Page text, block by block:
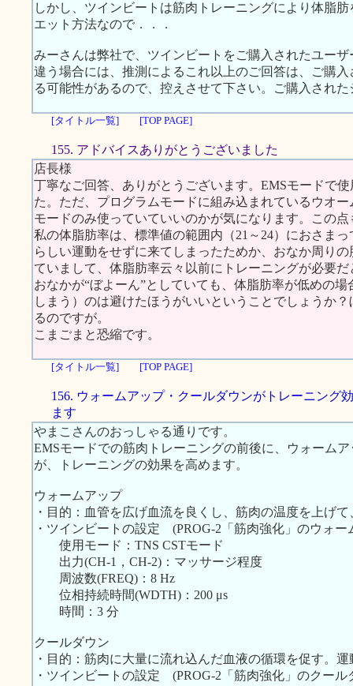
しかし、ツインビートは筋肉トレーニングにより体脂
エット方法なので．．．
みーさんは弊社で、ツインビートをご購入されたユー
違う場合には、推測によるこれ以上のご回答は、ご購
る可能性があるので、控えさせて下さい。ご購入され
[タイトル一覧] [TOP PAGE]
155. アドバイスありがとうございました
店長様
丁寧なご回答、ありがとうございます。EMSモードで
た。ただ、プログラムモードに組み込まれているウオ
モードのみ使っていていいのかが気になります。この
私の体脂肪率は、標準値の範囲内（21～24）におさま
らしい運動をせずに来てしまったためか、おなか周り
ていまして、体脂肪率云々以前にトレーニングが必要
おなかが“ぼよーん”としていても、体脂肪率が低めの
しまう）のは避けたほうがいいということでしょうか
るのですが。
こまごまと恐縮です。
[タイトル一覧] [TOP PAGE]
156. ウォームアップ・クールダウンがトレーニング
ます
やまこさんのおっしゃる通りです。
EMSモードでの筋肉トレーニングの前後に、ウォーム
が、トレーニングの効果を高めます。
ウォームアップ
・目的：血管を広げ血流を良くし、筋肉の温度を上げ
・ツインビートの設定 (PROG-2「筋肉強化」のウォー
使用モード：TNS CSTモード
出力(CH-1，CH-2)：マッサージ程度
周波数(FREQ)：8 Hz
位相持続時間(WDTH)：200 μs
時間：3 分
クールダウン
・目的：筋肉に大量に流れ込んだ血液の循環を促す。
・ツインビートの設定 (PROG-2「筋肉強化」のクール